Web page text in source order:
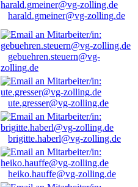
harald.gmeiner@vg-zolling.de
gebuehren.steuern@vg-
zolling.de
ute.gresser@vg-zolling.de
brigitte.haberl@vg-zolling.de
heiko.hauffe@vg-zolling.de